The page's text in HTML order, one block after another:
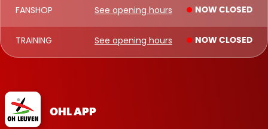
FANSHOP See opening hours NOW CLOSED
TRAINING See opening hours NOW CLOSED
OHL APP